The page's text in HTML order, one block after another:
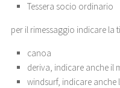
Tessera socio ordinario
per il rimessaggio indicare la
canoa
deriva, indicare anche il
windsurf, indicare